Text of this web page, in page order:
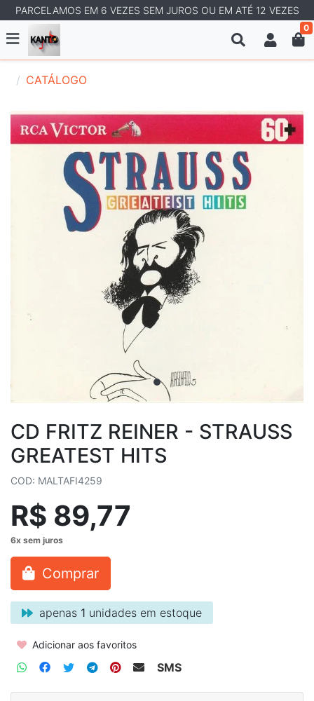
PARCELAMOS EM 6 VEZES SEM JUROS OU EM ATÉ 12 VEZES
0
CATÁLOGO
CD FRITZ REINER - STRAUSS
GREATEST HITS
COD: MALTAFI4259
R$ 89,77
Comprar
apenas 1 unidades em estoque
Adicionar aos favoritos
SMS